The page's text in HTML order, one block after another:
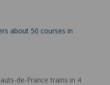
about 50 courses in
de-France trains in 4